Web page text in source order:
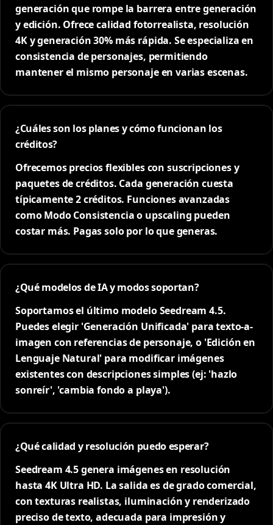
generación que rompe la barrera entre generación
y edición. Ofrece calidad fotorrealista, resolución
4K y generación 30% más rápida. Se especializa en
consistencia de personajes, permitiendo
mantener el mismo personaje en varias escenas.
¿Cuáles son los planes y cómo funcionan los
créditos?
Ofrecemos precios flexibles con suscripciones y
paquetes de créditos. Cada generación cuesta
típicamente 2 créditos. Funciones avanzadas
como Modo Consistencia o upscaling pueden
costar más. Pagas solo por lo que generas.
¿Qué modelos de IA y modos soportan?
Soportamos el último modelo Seedream 4.5.
Puedes elegir 'Generación Unificada' para texto-a-
imagen con referencias de personaje, o 'Edición en
Lenguaje Natural' para modificar imágenes
existentes con descripciones simples (ej: 'hazlo
sonreír', 'cambia fondo a playa').
¿Qué calidad y resolución puedo esperar?
Seedream 4.5 genera imágenes en resolución
hasta 4K Ultra HD. La salida es de grado comercial,
con texturas realistas, iluminación y renderizado
preciso de texto, adecuada para impresión y